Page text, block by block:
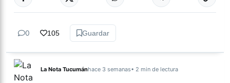
0 105 Guardar
La Nota Tucumánhace 3 semanas• 2 min de lectura